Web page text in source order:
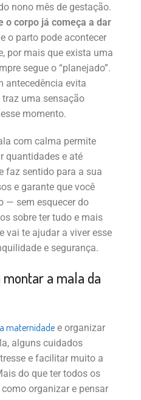
nono mês de gestação.
o corpo já começa a dar
o parto pode acontecer
por mais que exista uma
segue o “planejado”.
antecedência evita
uma sensação
momento.
com calma permite
quantidades e até
faz sentido para a sua
e garante que você
— sem esquecer do
sobre ter tudo e mais
vai te ajudar a viver esse
e segurança.
a mala da
maternidade e organizar
alguns cuidados
e facilitar muito a
do que ter todos os
organizar e pensar